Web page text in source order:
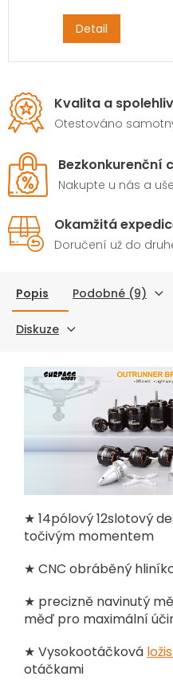
Detail
Kvalita a
Otestováno
Bezkonkurenční
Nakupte u nás a
Okamžitá
Doručení už do
Popis Podobné (9)
Diskuze
★ 14pólový 12slotový
točivým momentem
★ CNC obráběný
★ precizně navinutý
měď pro maximální
★ Vysokootáčková
otáčkami